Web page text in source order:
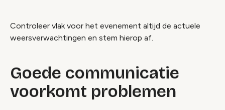
Controleer vlak voor het evenement altijd de actuele
weersverwachtingen en stem hierop af.
Goede communicatie
voorkomt problemen